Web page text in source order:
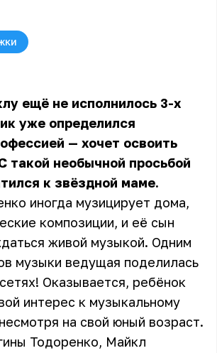
ещё не исполнилось 3-х
уже определился
— хочет освоить
такой необычной просьбой
к звёздной маме.
иногда музицирует дома,
композиции, и её сын
живой музыкой. Одним
музыки ведущая поделилась
Оказывается, ребёнок
интерес к музыкальному
на свой юный возраст.
Тодоренко, Майкл